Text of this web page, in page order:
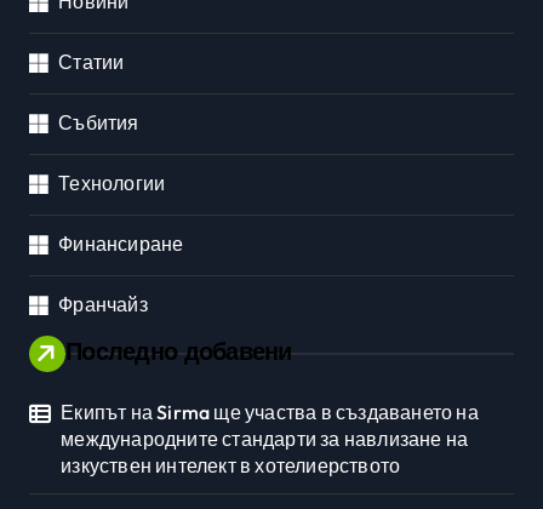
Статии
Събития
Технологии
Финансиране
Франчайз
Последно добавени
Екипът на Sirma ще участва в създаването на
международните стандарти за навлизане на
изкуствен интелект в хотелиерството